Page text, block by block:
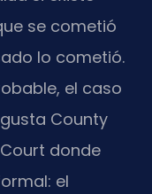
se cometió
lo cometió.
el caso
County
donde
el